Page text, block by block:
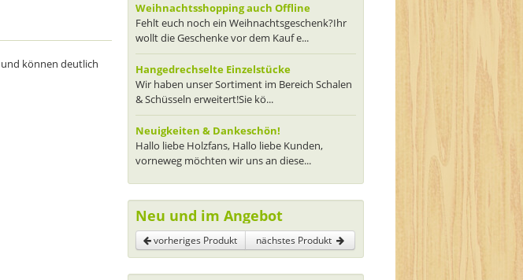
können deutlich
Weihnachtsshopping auch Offline
Fehlt euch noch ein Weihnachtsgeschenk?Ihr
wollt die Geschenke vor dem Kauf e...
Hangedrechselte Einzelstücke
Wir haben unser Sortiment im Bereich Schalen
& Schüsseln erweitert!Sie kö...
Neuigkeiten & Dankeschön!
Hallo liebe Holzfans, Hallo liebe Kunden,
vorneweg möchten wir uns an diese...
Neu und im Angebot
vorheriges Produkt nächstes Produkt